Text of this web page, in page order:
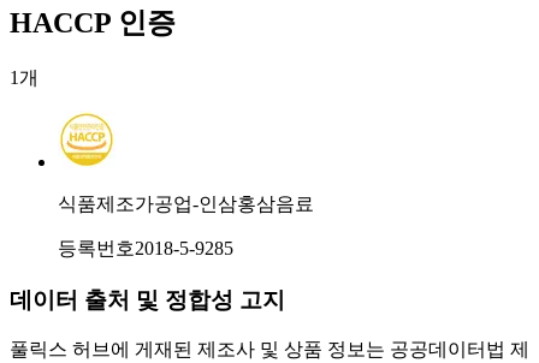
HACCP 인증
1개
식품제조가공업-인삼홍삼음료
등록번호2018-5-9285
데이터 출처 및 정합성 고지
풀릭스 허브에 게재된 제조사 및 상품 정보는 공공데이터법 제